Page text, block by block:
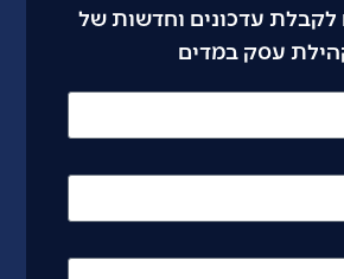
לקבלת עדכונים וחדשות של
עסק במדים